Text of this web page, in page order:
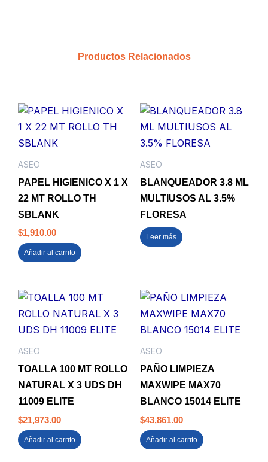
Productos Relacionados
ASEO
PAPEL HIGIENICO X 1 X
22 MT ROLLO TH
SBLANK
$1,910.00
Añadir al carrito
ASEO
BLANQUEADOR 3.8 ML
MULTIUSOS AL 3.5%
FLORESA
Leer más
ASEO
TOALLA 100 MT ROLLO
NATURAL X 3 UDS DH
11009 ELITE
$21,973.00
Añadir al carrito
ASEO
PAÑO LIMPIEZA
MAXWIPE MAX70
BLANCO 15014 ELITE
$43,861.00
Añadir al carrito